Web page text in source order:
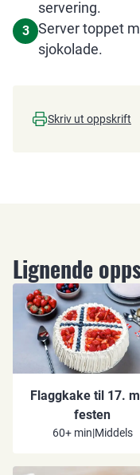
servering.
3
Server toppet
sjokolade.
Skriv ut oppskrift
Lignende
Flaggkake til 17.
festen
60+ min|Middels